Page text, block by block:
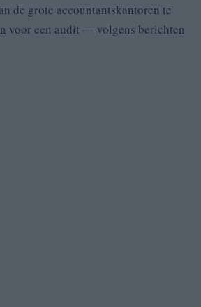
de grote accountantskantoren te
voor een audit — volgens berichten